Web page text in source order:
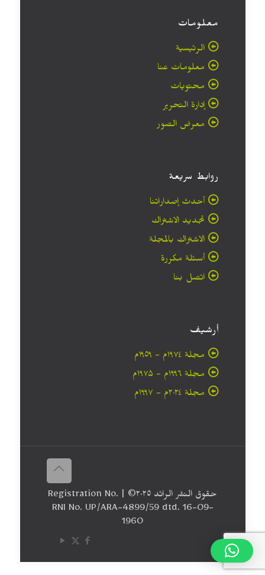
معلومات
الرئيسية
معلومات عنا
محتويات
إدارة التحرير
معرض الصور
روابط سريعة
أحدث إصداراتنا
تجديد الاشتراك
الاشتراك بالمجلة
أسئلة مكررة
اتصل بنا
أرشيف
مجلة ۱۹۷٤م - ١٩٥٩م
مجلة ۱۹۹٦م - ۱۹۷۵م
مجلة ۲۰۲٤م - ۱۹۹۷م
حقوق النشر الرائد ٢٠۲٥© | Registration No.
RNI No. UP/ARA-4899/59 dtd. 16-09-
1960